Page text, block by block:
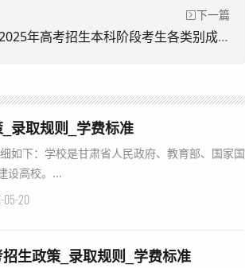
下一篇
上海市2025年高考招生本科阶段考生各类别成绩分布表
录取规则_学费标准
如下：学校是甘肃省人民政府、教育部、国家国
设高校。...
05-20
生政策_录取规则_学费标准